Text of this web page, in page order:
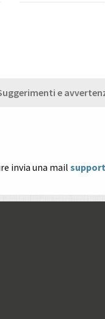
e
invia una mail